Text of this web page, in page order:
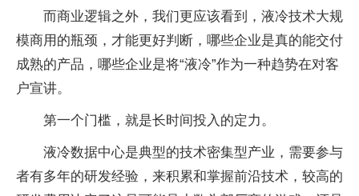
而商业逻辑之外，我们更应该看到，液冷技术大规
模商用的瓶颈，才能更好判断，哪些企业是真的能交付
成熟的产品，哪些企业是将“液冷”作为一种趋势在对客
户宣讲。
第一个门槛，就是长时间投入的定力。
液冷数据中心是典型的技术密集型产业，需要参与
者有多年的研发经验，来积累和掌握前沿技术，较高的